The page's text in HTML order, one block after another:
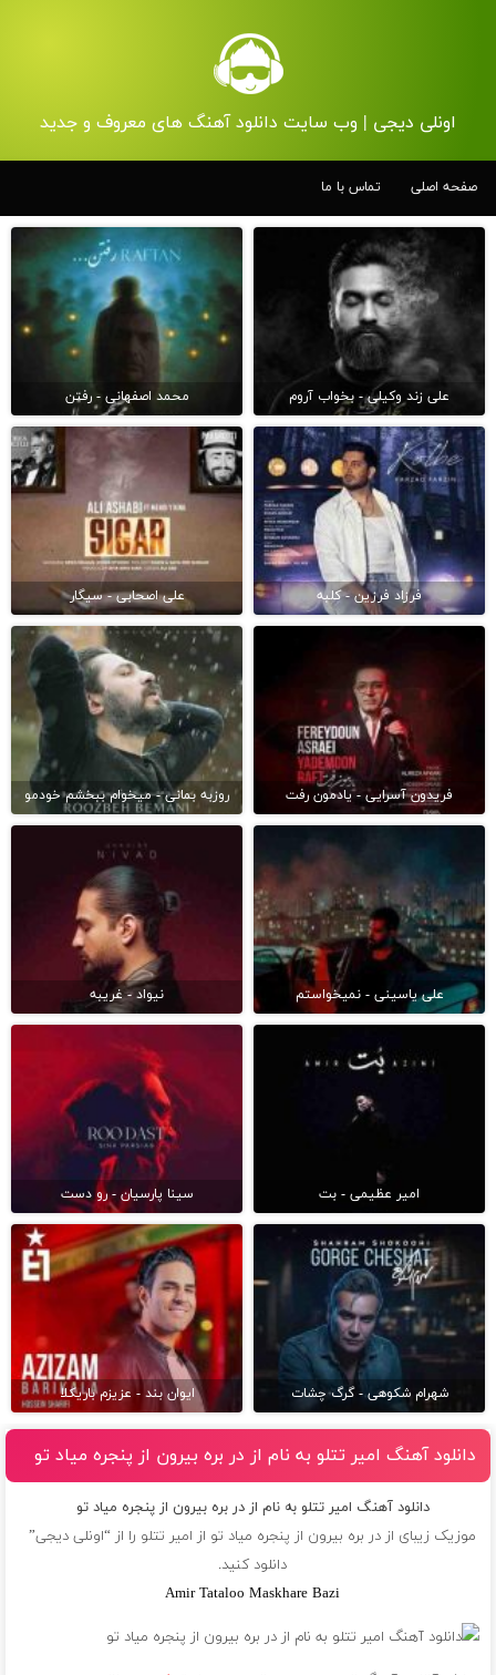
اونلی دیجی | وب سایت دانلود آهنگ های معروف و جدید
صفحه اصلی تماس با ما
علی زند وکیلی - بخواب آروم محمد اصفهانی - رفتن
فرزاد فرزین - کلبه علی اصحابی - سیگار
فریدون آسرایی - یادمون رفت روزبه بمانی - میخوام ببخشم خودمو
علی یاسینی - نمیخواستم نیواد - غریبه
امیر عظیمی - بت سینا پارسیان - رو دست
شهرام شکوهی - گرگ چشات ایوان بند - عزیزم باریکلا
دانلود آهنگ امیر تتلو به نام از در بره بيرون از پنجره مياد تو
دانلود آهنگ امیر تتلو به نام از در بره بيرون از پنجره مياد تو
موزیک زیبای از در بره بيرون از پنجره مياد تو از امیر تتلو را از “اونلی دیجی”
دانلود کنید.
Amir Tataloo Maskhare Bazi